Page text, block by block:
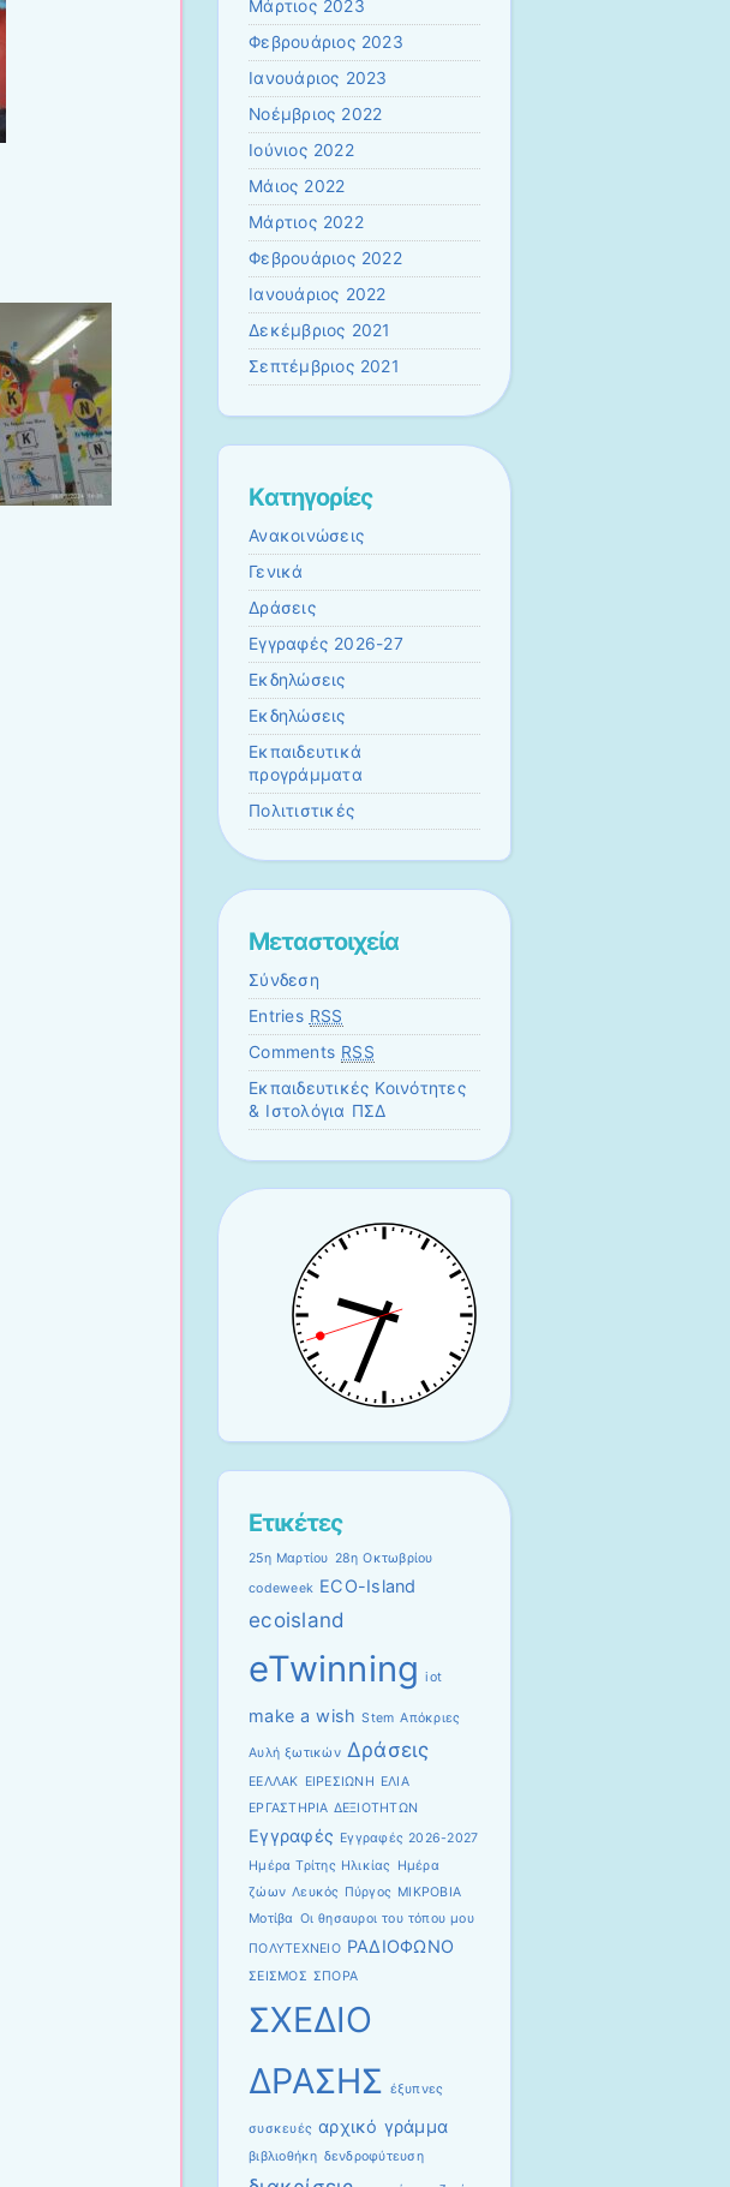
Μάρτιος 2023
Φεβρουάριος 2023
Ιανουάριος 2023
Νοέμβριος 2022
Ιούνιος 2022
Μάιος 2022
Μάρτιος 2022
Φεβρουάριος 2022
Ιανουάριος 2022
Δεκέμβριος 2021
Σεπτέμβριος 2021
Kατηγορίες
Ανακοινώσεις
Γενικά
Δράσεις
Εγγραφές 2026-27
Εκδηλώσεις
Εκδηλώσεις
Εκπαιδευτικά
προγράμματα
Πολιτιστικές
Μεταστοιχεία
Σύνδεση
Entries RSS
Comments RSS
Εκπαιδευτικές Κοινότητες
& Ιστολόγια ΠΣΔ
Ετικέτες
25η Μαρτίου 28η Οκτωβρίου
codeweek ECO-Island
ecoisland
eTwinning iot
make a wish Stem Απόκριες
Αυλή ξωτικών Δράσεις
ΕΕΛΛΑΚ ΕΙΡΕΣΙΩΝΗ ΕΛΙΑ
ΕΡΓΑΣΤΗΡΙΑ ΔΕΞΙΟΤΗΤΩΝ
Εγγραφές Εγγραφές 2026-2027
Ημέρα Τρίτης Ηλικίας
Ημέρα
ζώων Λευκός Πύργος ΜΙΚΡΟΒΙΑ
Μοτίβα Οι θησαυροι του τόπου μου
ΠΟΛΥΤΕΧΝΕΙΟ ΡΑΔΙΟΦΩΝΟ
ΣΕΙΣΜΟΣ ΣΠΟΡΑ
ΣΧΕΔΙΟ
ΔΡΑΣΗΣ έξυπνες
συσκευές αρχικό γράμμα
βιβλιοθήκη δενδροφύτευση